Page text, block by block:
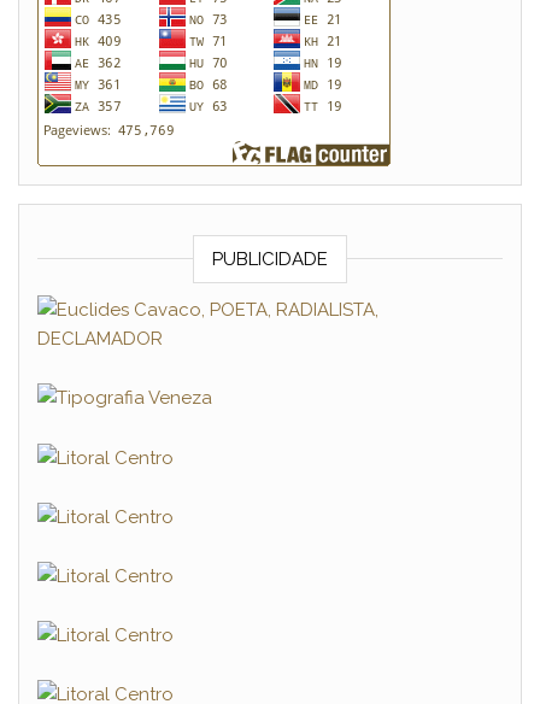
PUBLICIDADE